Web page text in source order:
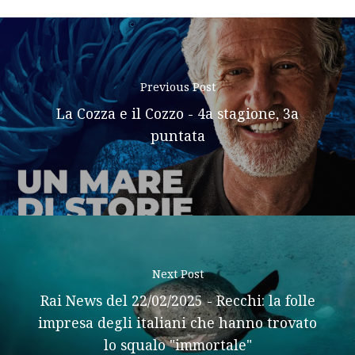
Previous Post
La Cozza e il Cozzo - 4a stagione, 3a
puntata
Next Post
Rai News del 22/02/2025 - Recchi: la folle
impresa degli italiani che hanno trovato
lo squalo "immortale"